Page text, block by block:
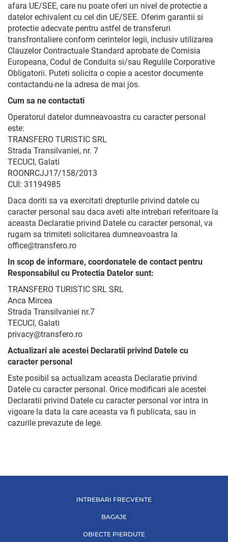
afara UE/SEE, care nu poate oferi un nivel de protectie a
datelor echivalent cu cel din UE/SEE. Oferim garantii si
protectie adecvate pentru astfel de transferuri
transfrontaliere conform cerintelor legii, inclusiv utilizarea
Clauzelor Contractuale Standard aprobate de Comisia
Europeana, Codul de Conduita si/sau Regulile Corporative
Obligatorii. Puteti solicita o copie a acestor documente
contactandu-ne la adresa de mai jos.
Cum sa ne contactati
Operatorul datelor dumneavoastra cu caracter personal
este:
TRANSFERO TURISTIC SRL
Strada Transilvaniei, nr. 7
TECUCI, Galati
ROONRCJJ17/158/2013
CUI: 31194985
Daca doriti sa va exercitati drepturile privind datele cu
caracter personal sau daca aveti alte intrebari referitoare la
aceasta Declaratie privind Datele cu caracter personal, va
rugam sa trimiteti solicitarea dumneavoastra la
office@transfero.ro
In scop de informare, coordonatele de contact pentru
Responsabilul cu Protectia Datelor sunt:
TRANSFERO TURISTIC SRL SRL
Anca Mircea
Strada Transilvaniei nr.7
TECUCI, Galati
privacy@transfero.ro
Actualizari ale acestei Declaratii privind Datele cu
caracter personal
Este posibil sa actualizam aceasta Declaratie privind
Datele cu caracter personal. Orice modificari ale acestei
Declaratii privind Datele cu caracter personal vor intra in
vigoare la data la care aceasta va fi publicata, sau in
cazurile prevazute de lege.
INTREBARI FRECVENTE
BAGAJE
OBIECTE PIERDUTE